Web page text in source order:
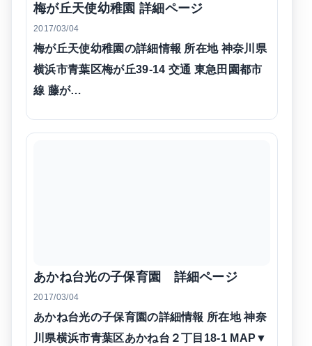
梅が丘天使幼稚園 詳細ページ
2017/03/04
梅が丘天使幼稚園の詳細情報 所在地 神奈川県
横浜市青葉区梅が丘39-14 交通 東急田園都市
線 藤が…
あかね台光の子保育園 詳細ページ
2017/03/04
あかね台光の子保育園の詳細情報 所在地 神奈
川県横浜市青葉区あかね台２丁目18-1 MAP▼